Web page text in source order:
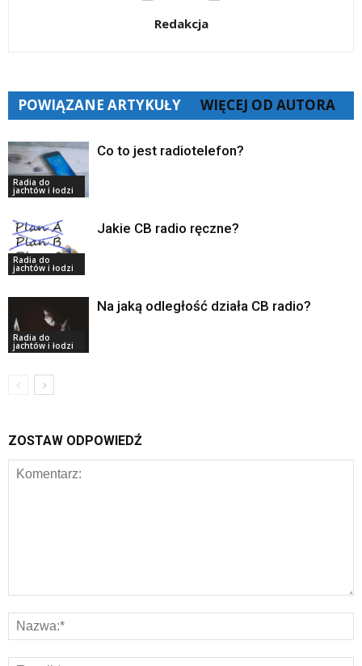
Redakcja
POWIĄZANE ARTYKUŁY WIĘCEJ OD AUTORA
Radia do
jachtów i łodzi
Co to jest radiotelefon?
Radia do
jachtów i łodzi
Jakie CB radio ręczne?
Radia do
jachtów i łodzi
Na jaką odległość działa CB radio?
ZOSTAW ODPOWIEDŹ